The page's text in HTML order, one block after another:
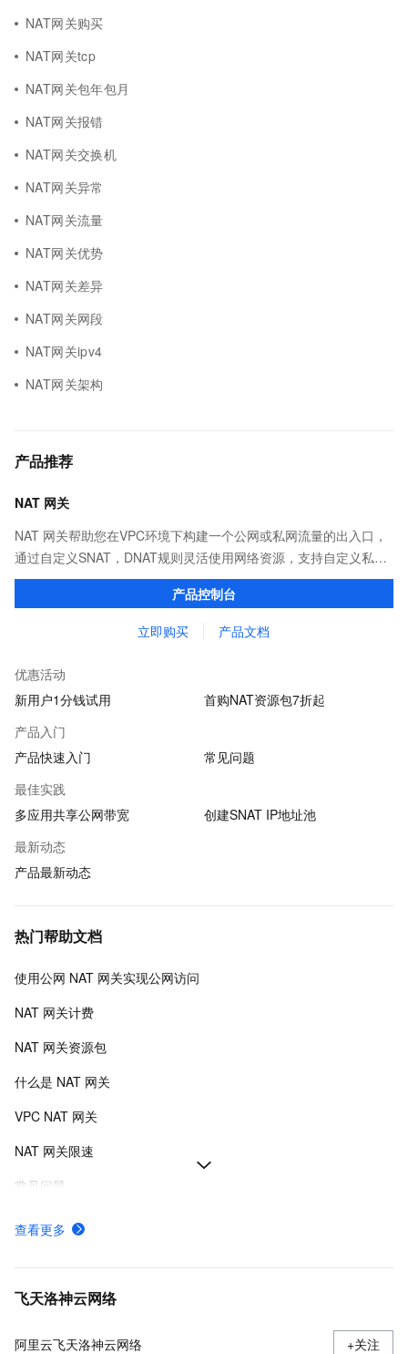
NAT网关购买
NAT网关tcp
NAT网关包年包月
NAT网关报错
NAT网关交换机
NAT网关异常
NAT网关流量
NAT网关优势
NAT网关差异
NAT网关网段
NAT网关ipv4
NAT网关架构
产品推荐
NAT 网关
NAT 网关帮助您在VPC环境下构建一个公网或私网流量的出入口，
通过自定义SNAT，DNAT规则灵活使用网络资源，支持自定义私网
IP地址、多弹性公网IP，支持共享公网带宽。
产品控制台
立即购买 产品文档
优惠活动
新用户1分钱试用
首购NAT资源包7折起
产品入门
产品快速入门
常见问题
最佳实践
多应用共享公网带宽
创建SNAT IP地址池
最新动态
产品最新动态
热门帮助文档
使用公网 NAT 网关实现公网访问
NAT 网关计费
NAT 网关资源包
什么是 NAT 网关
VPC NAT 网关
NAT 网关限速
常见问题
服务接入点-NAT网关-阿里云
使用转发路由器实现多个VPC共用NAT网关
查看更多
飞天洛神云网络
阿里云飞天洛神云网络 +关注